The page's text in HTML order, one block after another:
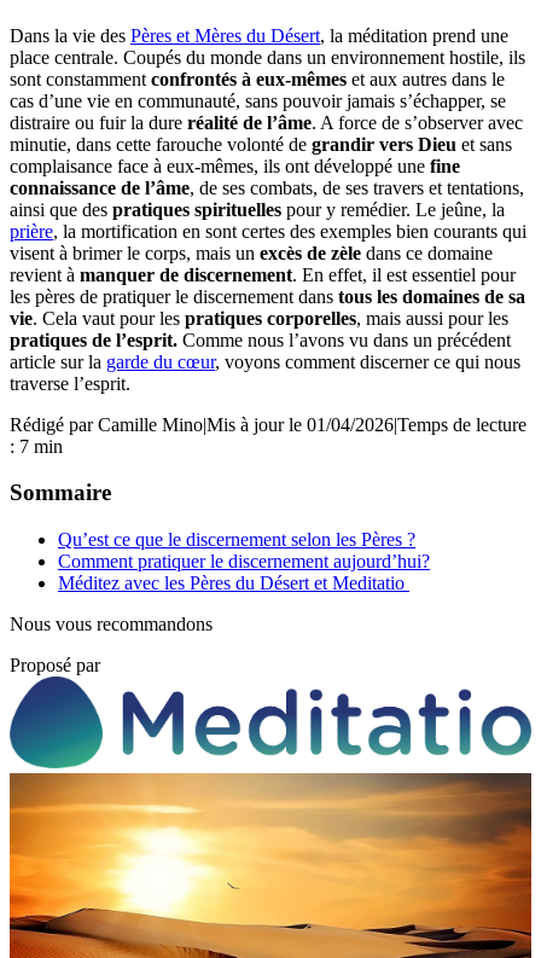
Dans la vie des Pères et Mères du Désert, la méditation prend une
place centrale. Coupés du monde dans un environnement hostile, ils
sont constamment confrontés à eux-mêmes et aux autres dans le
cas d’une vie en communauté, sans pouvoir jamais s’échapper, se
distraire ou fuir la dure réalité de l’âme. A force de s’observer avec
minutie, dans cette farouche volonté de grandir vers Dieu et sans
complaisance face à eux-mêmes, ils ont développé une fine
connaissance de l’âme, de ses combats, de ses travers et tentations,
ainsi que des pratiques spirituelles pour y remédier. Le jeûne, la
prière, la mortification en sont certes des exemples bien courants qui
visent à brimer le corps, mais un excès de zèle dans ce domaine
revient à manquer de discernement. En effet, il est essentiel pour
les pères de pratiquer le discernement dans tous les domaines de sa
vie. Cela vaut pour les pratiques corporelles, mais aussi pour les
pratiques de l’esprit. Comme nous l’avons vu dans un précédent
article sur la garde du cœur, voyons comment discerner ce qui nous
traverse l’esprit.
Rédigé parCamille Mino|Mis à jour le 01/04/2026|Temps de lecture
: 7 min
Sommaire
Qu’est ce que le discernement selon les Pères ?
Comment pratiquer le discernement aujourd’hui?
Méditez avec les Pères du Désert et Meditatio
Nous vous recommandons
Proposé par